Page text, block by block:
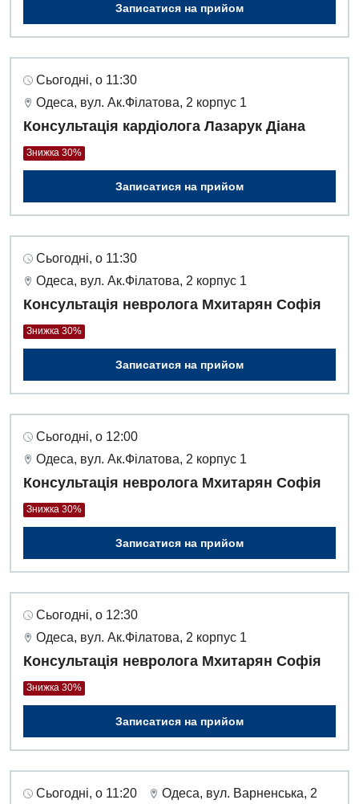
Вакансії
Записатися на прийом
Сьогодні, о 11:30
Одеса, вул. Ак.Філатова, 2 корпус 1
Консультація кардіолога Лазарук Діана
Знижка 30%
Записатися на прийом
Сьогодні, о 11:30
Одеса, вул. Ак.Філатова, 2 корпус 1
Консультація невролога Мхитарян Софія
Знижка 30%
Записатися на прийом
Сьогодні, о 12:00
Одеса, вул. Ак.Філатова, 2 корпус 1
Консультація невролога Мхитарян Софія
Знижка 30%
Записатися на прийом
Сьогодні, о 12:30
Одеса, вул. Ак.Філатова, 2 корпус 1
Консультація невролога Мхитарян Софія
Знижка 30%
Записатися на прийом
Сьогодні, о 11:20 Одеса, вул. Варненська, 2